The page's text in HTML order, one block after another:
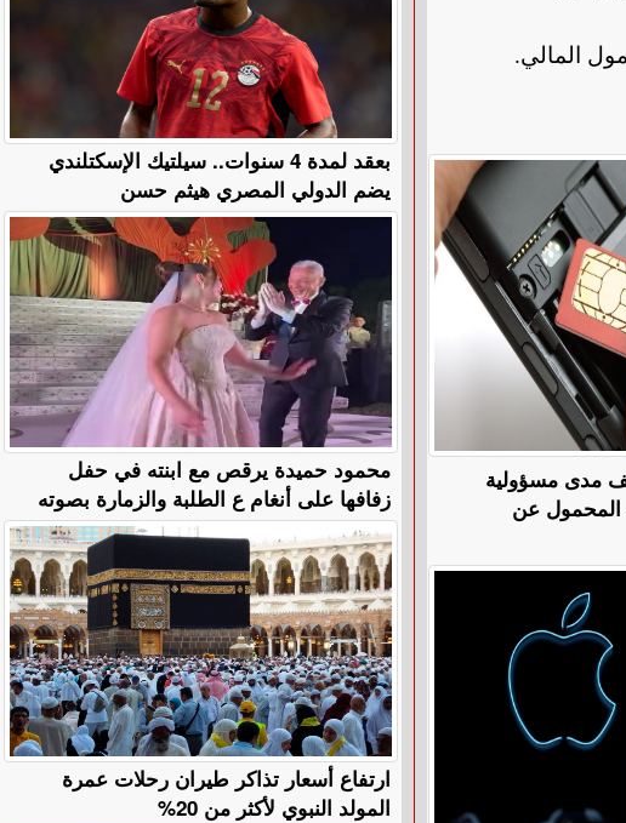
المالي.
مدى مسؤولية
المحمول عن
بعقد لمدة 4 سنوات.. سيلتيك الإسكتلندي
يضم الدولي المصري هيثم حسن
محمود حميدة يرقص مع ابنته في حفل
زفافها على أنغام ع الطلبة والزمارة بصوته
ارتفاع أسعار تذاكر طيران رحلات عمرة
المولد النبوي لأكثر من 20%